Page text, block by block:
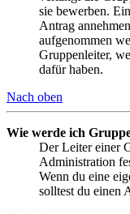
sie bewerben.
Antrag
aufgenommen
Gruppenleiter,
dafür haben.
Nach oben
Wie werde ich
Der Leiter einer
Administration
Wenn du eine
solltest du einen